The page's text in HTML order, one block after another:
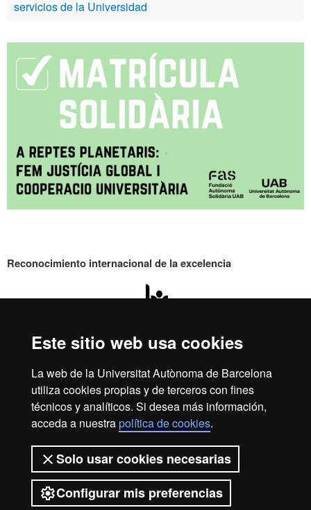
Este sitio web usa cookies
La web de la Universitat Autònoma de Barcelona
utiliza cookies propias y de terceros con fines
técnicos y analíticos. Si desea más información,
acceda a nuestrapolítica de cookies.
Solo usar cookies necesarias
Configurar mis preferencias
servicios de la Universidad
Reconocimiento internacional de la excelencia
HR
in
Protección de datos Sobre la web
Somos una universidad líder que imparte una docencia de
calidad, diversificada, multidisciplinaria y flexible, adecuada
a las necesidades de la sociedad y adaptada a los nuevos
modelos de la Europa del conocimiento. La UAB es
reconocida internacionalmente por la calidad y el carácter
innovador de su investigación.
2026 Universitat Autònoma de Barcelona